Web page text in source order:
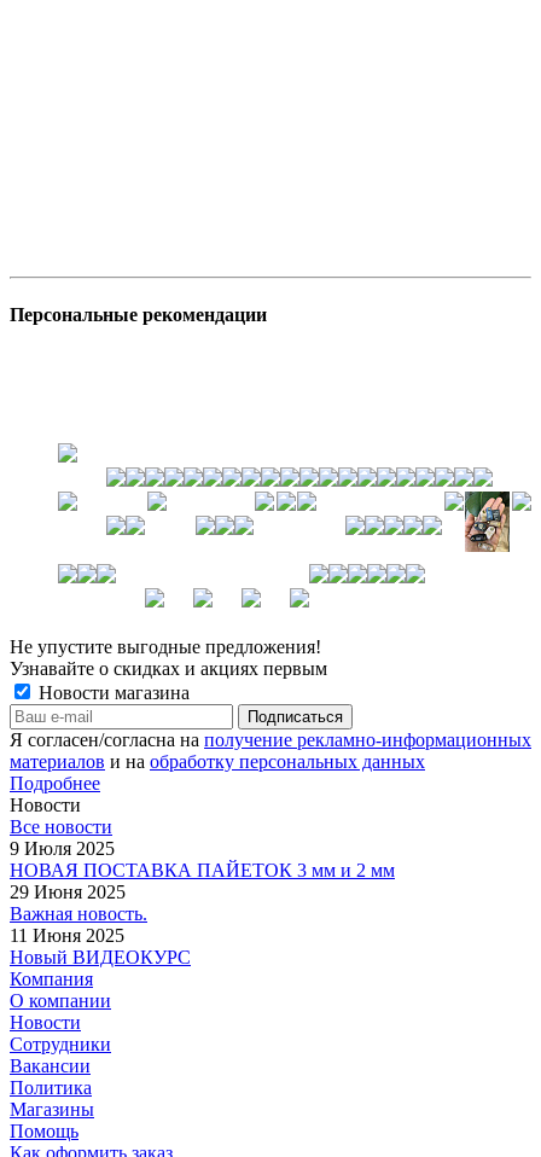
Персональные рекомендации
Не упустите выгодные предложения!
Узнавайте о скидках и акциях первым
Новости магазина
Я согласен/согласна на получение рекламно-информационных
материалов и на обработку персональных данных
Подробнее
Новости
Все новости
9 Июля 2025
НОВАЯ ПОСТАВКА ПАЙЕТОК 3 мм и 2 мм
29 Июня 2025
Важная новость.
11 Июня 2025
Новый ВИДЕОКУРС
Компания
О компании
Новости
Сотрудники
Вакансии
Политика
Магазины
Помощь